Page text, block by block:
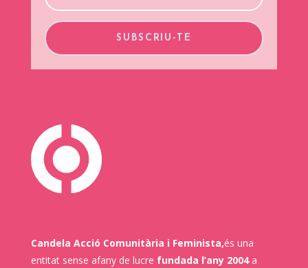
SUBSCRIU-TE
Candela Acció Comunitària i Feminista,és una
entitat sense afany de lucre fundada l’any 2004a